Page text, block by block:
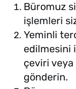
Büromuz
işlemleri
Yeminli
edilmesini
çeviri
gönderin.